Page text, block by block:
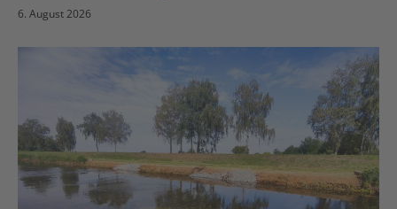
6. August 2026